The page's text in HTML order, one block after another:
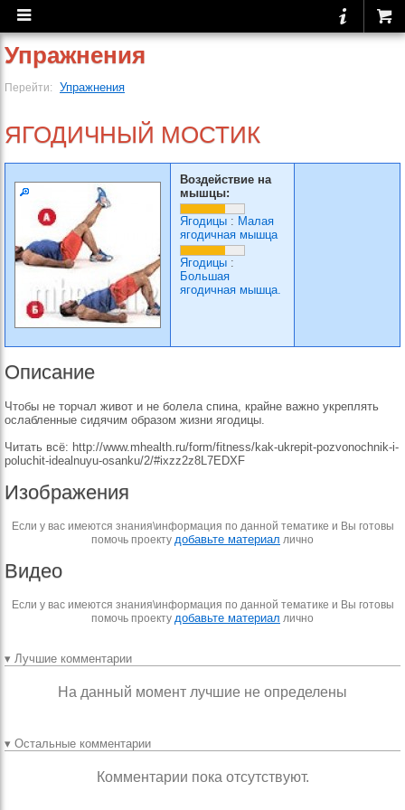
Упражнения
Перейти: Упражнения
ЯГОДИЧНЫЙ МОСТИК
Воздействие на
мышцы:
Ягодицы : Малая
ягодичная мышца
Ягодицы :
Большая
ягодичная мышца.
Описание
Чтобы не торчал живот и не болела спина, крайне важно укреплять
ослабленные сидячим образом жизни ягодицы.
Читать всё: http://www.mhealth.ru/form/fitness/kak-ukrepit-pozvonochnik-i-
poluchit-idealnuyu-osanku/2/#ixzz2z8L7EDXF
Изображения
Если у вас имеются знания\информация по данной тематике и Вы готовы
помочь проекту добавьте материал лично
Видео
Если у вас имеются знания\информация по данной тематике и Вы готовы
помочь проекту добавьте материал лично
▾ Лучшие комментарии
На данный момент лучшие не определены
▾ Остальные комментарии
Комментарии пока отсутствуют.